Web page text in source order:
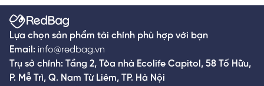
Lựa chọn sản phẩm tài chính phù hợp với bạn
Email: info@redbag.vn
Trụ sở chính: Tầng 2, Tòa nhà Ecolife Capitol, 58 Tố Hữu,
P. Mễ Trì, Q. Nam Từ Liêm, TP. Hà Nội